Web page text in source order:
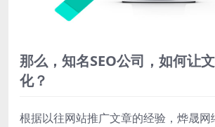
那么，知名SEO公司，如何让
化？
根据以往网站推广文章的经验，烨晟